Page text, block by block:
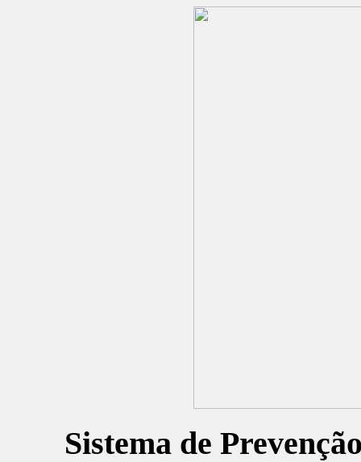
Sistema de